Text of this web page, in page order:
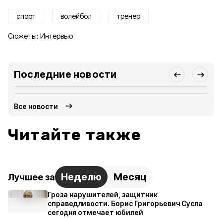
спорт волейбол тренер
Сюжеты: Интервью
Последние новости
Все новости
Читайте также
Лучшее за Неделю Месяц
Гроза нарушителей, защитник
справедливости. Борис Григорьевич Сусла
сегодня отмечает юбилей